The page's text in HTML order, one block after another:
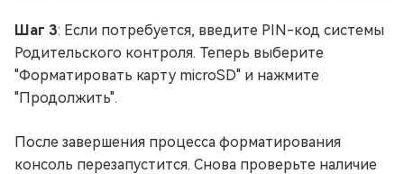
Шаг 3: Если потребуется, введите PIN-код системы
Родительского контроля. Теперь выберите
"Форматировать карту microSD" и нажмите
"Продолжить".
После завершения процесса форматирования
консоль перезапустится. Снова проверьте наличие